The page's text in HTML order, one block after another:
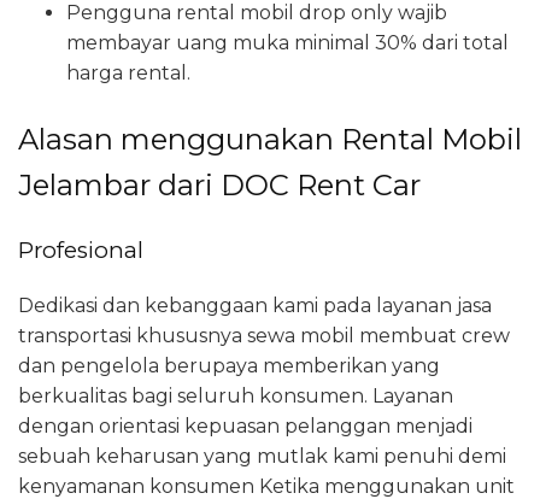
Pengguna rental mobil drop only wajib
membayar uang muka minimal 30% dari total
harga rental.
Alasan menggunakan Rental Mobil
Jelambar dari DOC Rent Car
Profesional
Dedikasi dan kebanggaan kami pada layanan jasa
transportasi khususnya sewa mobil membuat crew
dan pengelola berupaya memberikan yang
berkualitas bagi seluruh konsumen. Layanan
dengan orientasi kepuasan pelanggan menjadi
sebuah keharusan yang mutlak kami penuhi demi
kenyamanan konsumen Ketika menggunakan unit